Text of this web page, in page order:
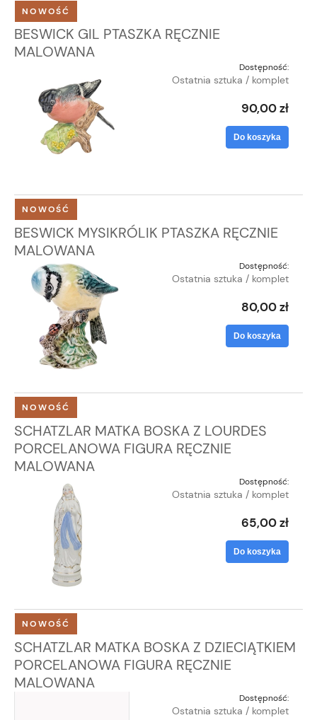
BESWICK GIL PTASZKA RĘCZNIE
MALOWANA
Dostępność:
Ostatnia sztuka / komplet
90,00 zł
Do koszyka
NOWOŚĆ
BESWICK MYSIKRÓLIK PTASZKA RĘCZNIE
MALOWANA
Dostępność:
Ostatnia sztuka / komplet
80,00 zł
Do koszyka
NOWOŚĆ
SCHATZLAR MATKA BOSKA Z LOURDES
PORCELANOWA FIGURA RĘCZNIE
MALOWANA
Dostępność:
Ostatnia sztuka / komplet
65,00 zł
Do koszyka
NOWOŚĆ
SCHATZLAR MATKA BOSKA Z DZIECIĄTKIEM
PORCELANOWA FIGURA RĘCZNIE
MALOWANA
Dostępność:
Ostatnia sztuka / komplet
NOWOŚĆ